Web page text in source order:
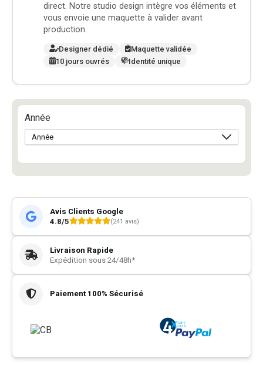
direct. Notre studio design intègre vos éléments et
vous envoie une maquette à valider avant
production.
Designer dédié
Maquette validée
10 jours ouvrés
Identité unique
Année
Avis Clients Google
4.8/5
(241 avis)
Livraison Rapide
Expédition sous 24/48h*
Paiement 100% Sécurisé